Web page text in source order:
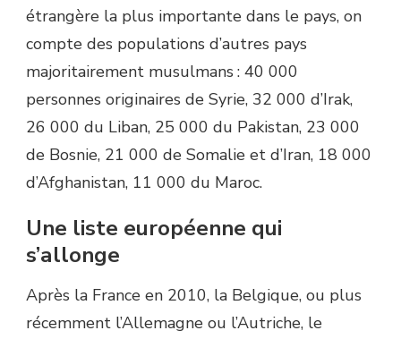
étrangère la plus importante dans le pays, on
compte des populations d’autres pays
majoritairement musulmans : 40 000
personnes originaires de Syrie, 32 000 d’Irak,
26 000 du Liban, 25 000 du Pakistan, 23 000
de Bosnie, 21 000 de Somalie et d’Iran, 18 000
d’Afghanistan, 11 000 du Maroc.
Une liste européenne qui
s’allonge
Après la France en 2010, la Belgique, ou plus
récemment l’Allemagne ou l’Autriche, le